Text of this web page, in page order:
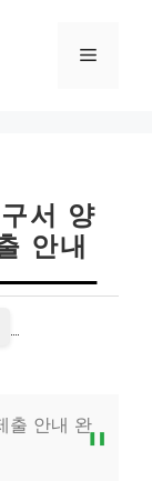
메
서 양
안내
출 안내 완